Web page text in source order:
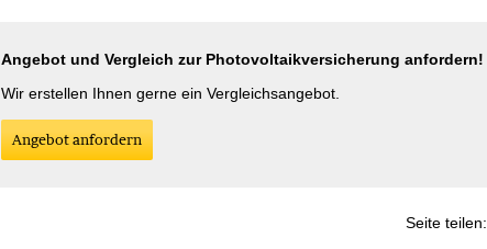
Angebot und Vergleich zur Photo­voltaik­ver­si­che­rung anfordern!
Wir erstellen Ihnen gerne ein Vergleichsangebot.
An­ge­bot an­for­dern
Seite teilen: